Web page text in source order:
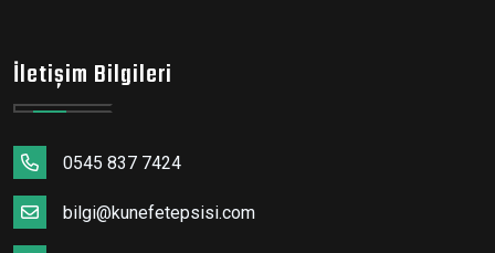
İletişim Bilgileri
0545 837 7424
bilgi@kunefetepsisi.com